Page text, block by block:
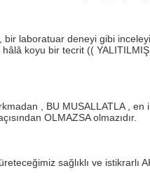
laboratuar deneyi gibi
koyu bir tecrit ((
, BU MUSALLATLA , en
OLMAZSA olmazıdır.
sağlıklı ve istikrarlı